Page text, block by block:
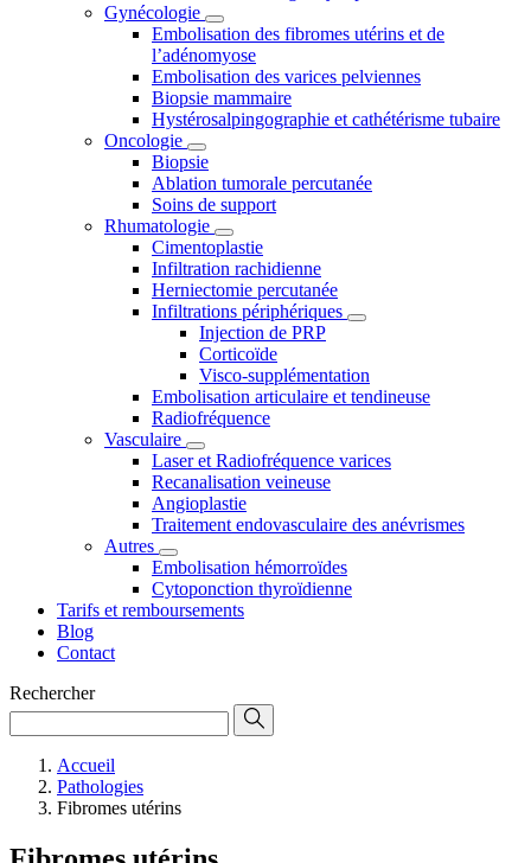
Gynécologie
Embolisation des fibromes utérins et de
l’adénomyose
Embolisation des varices pelviennes
Biopsie mammaire
Hystérosalpingographie et cathétérisme tubaire
Oncologie
Biopsie
Ablation tumorale percutanée
Soins de support
Rhumatologie
Cimentoplastie
Infiltration rachidienne
Herniectomie percutanée
Infiltrations périphériques
Injection de PRP
Corticoïde
Visco-supplémentation
Embolisation articulaire et tendineuse
Radiofréquence
Vasculaire
Laser et Radiofréquence varices
Recanalisation veineuse
Angioplastie
Traitement endovasculaire des anévrismes
Autres
Embolisation hémorroïdes
Cytoponction thyroïdienne
Tarifs et remboursements
Blog
Contact
Rechercher
Accueil
Pathologies
Fibromes utérins